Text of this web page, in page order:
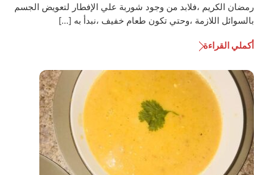
رمضان الكريم ،فلابد من وجود شوربة علي الإفطار لتعويض الجسم
بالسوائل اللازمة ،وحتي تكون طعام خفيف ،نبدأ به […]
أكملي القراءة